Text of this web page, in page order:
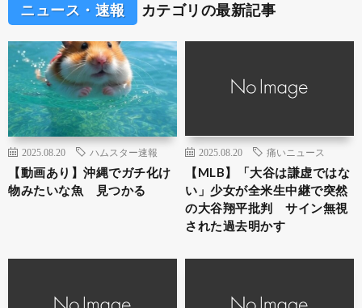
ニュース・速報 カテゴリの最新記事
2025.08.20 ハムスター速報
【動画あり】沖縄でガチ化け
物みたいな魚 見つかる
2025.08.20 痛いニュース
【MLB】「大谷は謙虚ではな
い」少女が全米生中継で突然
の大谷翔平批判 サイン無視
された過去明かす